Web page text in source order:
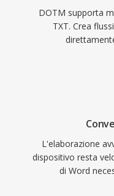
DOTM supporta
TXT. Crea
L'elaborazione
dispositivo resta
di Word